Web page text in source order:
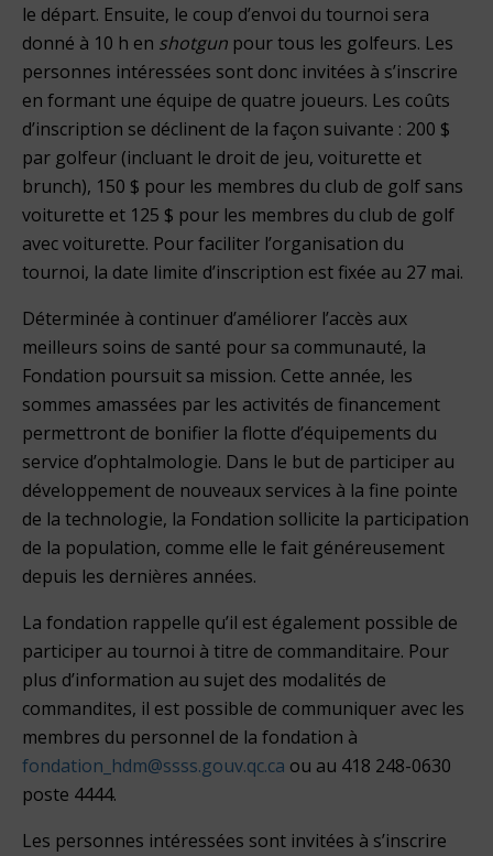
le départ. Ensuite, le coup d’envoi du tournoi sera
donné à 10 h en shotgun pour tous les golfeurs. Les
personnes intéressées sont donc invitées à s’inscrire
en formant une équipe de quatre joueurs. Les coûts
d’inscription se déclinent de la façon suivante : 200 $
par golfeur (incluant le droit de jeu, voiturette et
brunch), 150 $ pour les membres du club de golf sans
voiturette et 125 $ pour les membres du club de golf
avec voiturette. Pour faciliter l’organisation du
tournoi, la date limite d’inscription est fixée au 27 mai.
Déterminée à continuer d’améliorer l’accès aux
meilleurs soins de santé pour sa communauté, la
Fondation poursuit sa mission. Cette année, les
sommes amassées par les activités de financement
permettront de bonifier la flotte d’équipements du
service d’ophtalmologie. Dans le but de participer au
développement de nouveaux services à la fine pointe
de la technologie, la Fondation sollicite la participation
de la population, comme elle le fait généreusement
depuis les dernières années.
La fondation rappelle qu’il est également possible de
participer au tournoi à titre de commanditaire. Pour
plus d’information au sujet des modalités de
commandites, il est possible de communiquer avec les
membres du personnel de la fondation à
fondation_hdm@ssss.gouv.qc.ca ou au 418 248-0630
poste 4444.
Les personnes intéressées sont invitées à s’inscrire